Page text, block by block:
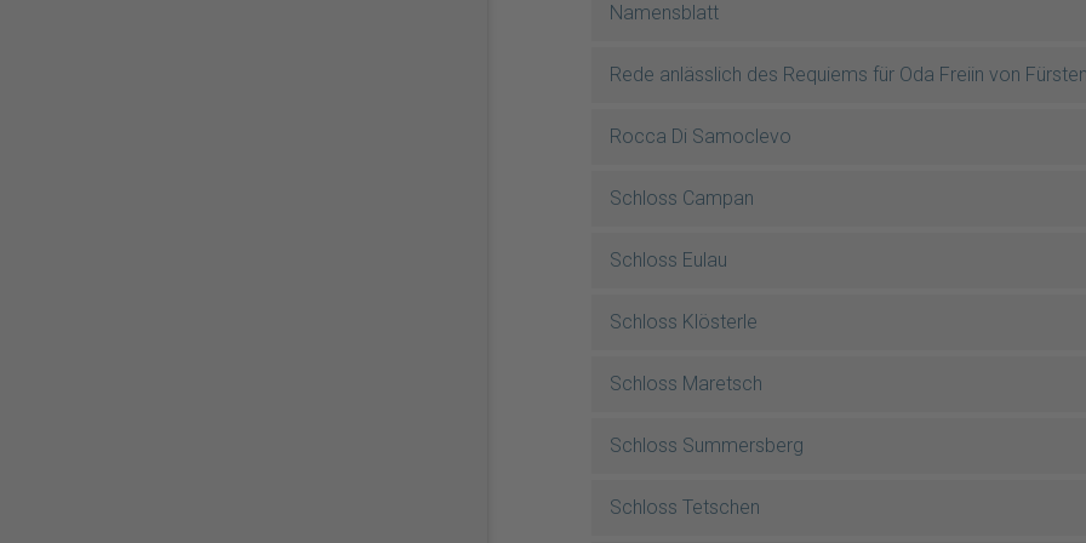
Namensblatt
Rede anlässlich des Requiems für Oda Freiin von
Rocca Di Samoclevo
Schloss Campan
Schloss Eulau
Schloss Klösterle
Schloss Maretsch
Schloss Summersberg
Schloss Tetschen